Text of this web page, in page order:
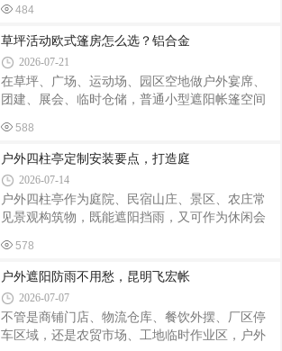
架单薄，色彩杂乱，搭建之后集市视觉零散，很
合街区定位、文旅主题进行个性化设计，统一
强，兼具遮阳挡雨功能，凭借独特外观成为网红
市集、餐饮摊位、文创小店热门选择。很多商户
初次采购容易踩坑，本文结合落地经验，聊聊人
字帐篷选型、定制与安装要点。人字三角帐篷依
靠 A 字型框架搭建，线条简约立体，支撑结构受
力均衡。合理设计的三角帐篷抗风性能优于简易
雨棚，适用于商业街户外摊位、后备箱市集、露
刷图案均可个性化定制，不管是奶茶小吃摊
484
草坪活动欧式篷房怎么选？铝合金
2026-07-21
在草坪、广场、运动场、园区空地做户外宴席、
团建、展会、临时仓储，普通小型遮阳帐篷空间
图中人字顶欧式铝合金篷房凭借通透拱形观景
窗、稳固铝合金框架、可快速拆装的模块化结
构，成为当下户外临时空间主流选择。本文从定
制需求、材质选型、上门安装、售后保障完整讲
解，给有篷房搭建需求的客户完整参考。一、什
么是人字顶欧式铝合金篷房？这款篷房属于装配
式模块化户外篷房，区别于普通钢管帐篷：主体
高、防锈耐腐蚀，户外长期使用不易变形生锈
588
户外四柱亭定制安装要点，打造庭
2026-07-14
户外四柱亭作为庭院、民宿山庄、景区、农庄常
见景观构筑物，既能遮阳挡雨，又可作为休闲会
用，前期定制选型与现场安装环节都不容忽视。
在定制前期，应当结合场地环境确定基础方案。
首先实地勘测摆放区域，丈量可用空间，合理规
划四柱亭长宽尺寸，避免尺寸过大挤占通行区
域，或是规格偏小达不到使用需求。同时根据整
体装修风格挑选材质，常见材质包含铝合金、防
578
户外遮阳防雨不用愁，昆明飞宏帐
2026-07-07
不管是商铺门店、物流仓库、餐饮外摆、厂区停
车区域，还是农贸市场、工地临时作业区，户外